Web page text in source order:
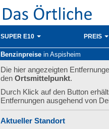
SUPER E10 PREIS
Benzinpreise in Aspisheim
Die hier angezeigten
den Ortsmittelpunkt.
Durch Klick auf den Button
Entfernungen ausgehend von
Aktueller Standort